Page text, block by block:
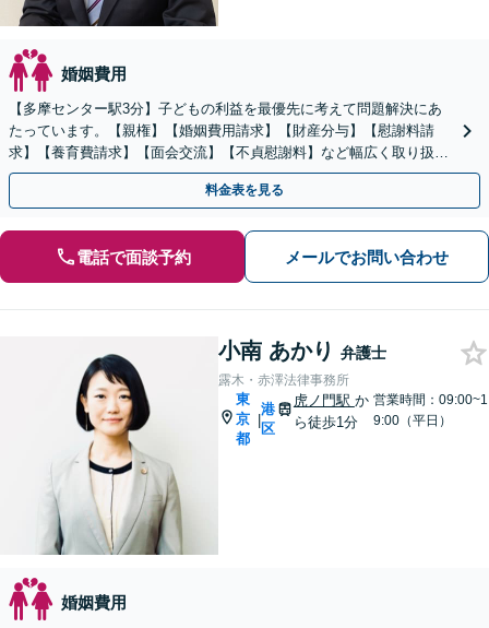
婚姻費用
【多摩センター駅3分】子どもの利益を最優先に考えて問題解決にあ
たっています。【親権】【婚姻費用請求】【財産分与】【慰謝料請
求】【養育費請求】【面会交流】【不貞慰謝料】など幅広く取り扱っ
ております。お気軽にご相談ください。【お子様連れOK！】
料金表を見る
電話で面談予約 メールでお問い合わせ
小南 あかり 弁護士
露木・赤澤法律事務所
東
京
都
|
港
区
虎ノ門駅 か
ら徒歩1分
営業時間：09:00~1
9:00（平日）
婚姻費用